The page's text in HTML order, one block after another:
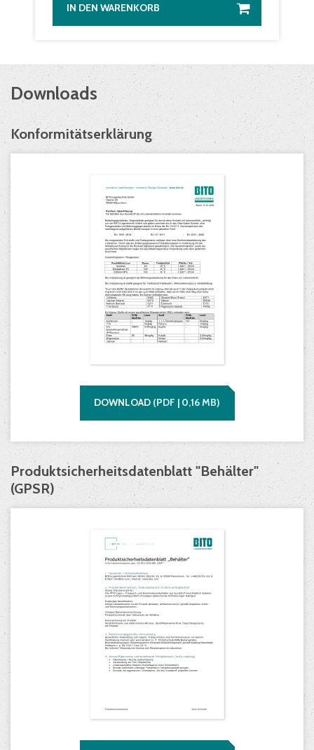
IN DEN WARENKORB
Downloads
Konformitätserklärung
DOWNLOAD (PDF | 0,16MB)
Produktsicherheitsdatenblatt "Behälter"
(GPSR)